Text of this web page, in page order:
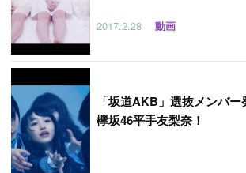
2017.2.28 動画
「坂道AKB」選抜メンバー
欅坂46平手友梨奈！